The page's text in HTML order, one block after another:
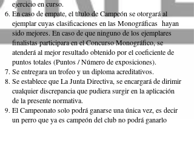
ejercicio en curso.
En caso de empate, el título de Campeón se otorgará al
ejemplar cuyas clasificaciones en las Monográficas hayan
sido mejores. En caso de que ninguno de los ejemplares
finalistas participara en el Concurso Monográfico, se
atenderá al mejor resultado obtenido por el coeficiente de
puntos totales (Puntos / Número de exposiciones).
Se entregara un trofeo y un diploma acreditativos.
Se establece que La Junta Directiva, se encargará de dirimir
cualquier discrepancia que pudiera surgir en la aplicación
de la presente normativa.
El Campeonato solo podrá ganarse una única vez, es decir
un perro que ya es campeón del club no podrá ganarlo